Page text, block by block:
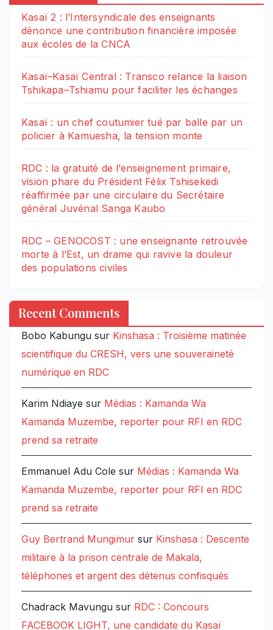
Kasaï 2 : l’Intersyndicale des enseignants
dénonce une contribution financière imposée
aux écoles de la CNCA
Kasaï–Kasaï Central : Transco relance la liaison
Tshikapa–Tshiamu pour faciliter les échanges
Kasaï : un chef coutumier tué par balle par un
policier à Kamuesha, la tension monte
RDC : la gratuité de l’enseignement primaire,
vision phare du Président Félix Tshisekedi
réaffirmée par une circulaire du Secrétaire
général Juvénal Sanga Kaubo
RDC – GENOCOST : une enseignante retrouvée
morte à l’Est, un drame qui ravive la douleur
des populations civiles
Recent Comments
Bobo Kabungu sur Kinshasa : Troisième matinée
scientifique du CRESH, vers une souveraineté
numérique en RDC
Karim Ndiaye sur Médias : Kamanda Wa
Kamanda Muzembe, reporter pour RFI en RDC
prend sa retraite
Emmanuel Adu Cole sur Médias : Kamanda Wa
Kamanda Muzembe, reporter pour RFI en RDC
prend sa retraite
Guy Bertrand Mungimur sur Kinshasa : Descente
militaire à la prison centrale de Makala,
téléphones et argent des détenus confisqués
Chadrack Mavungu sur RDC : Concours
FACEBOOK LIGHT, une candidate du Kasaï